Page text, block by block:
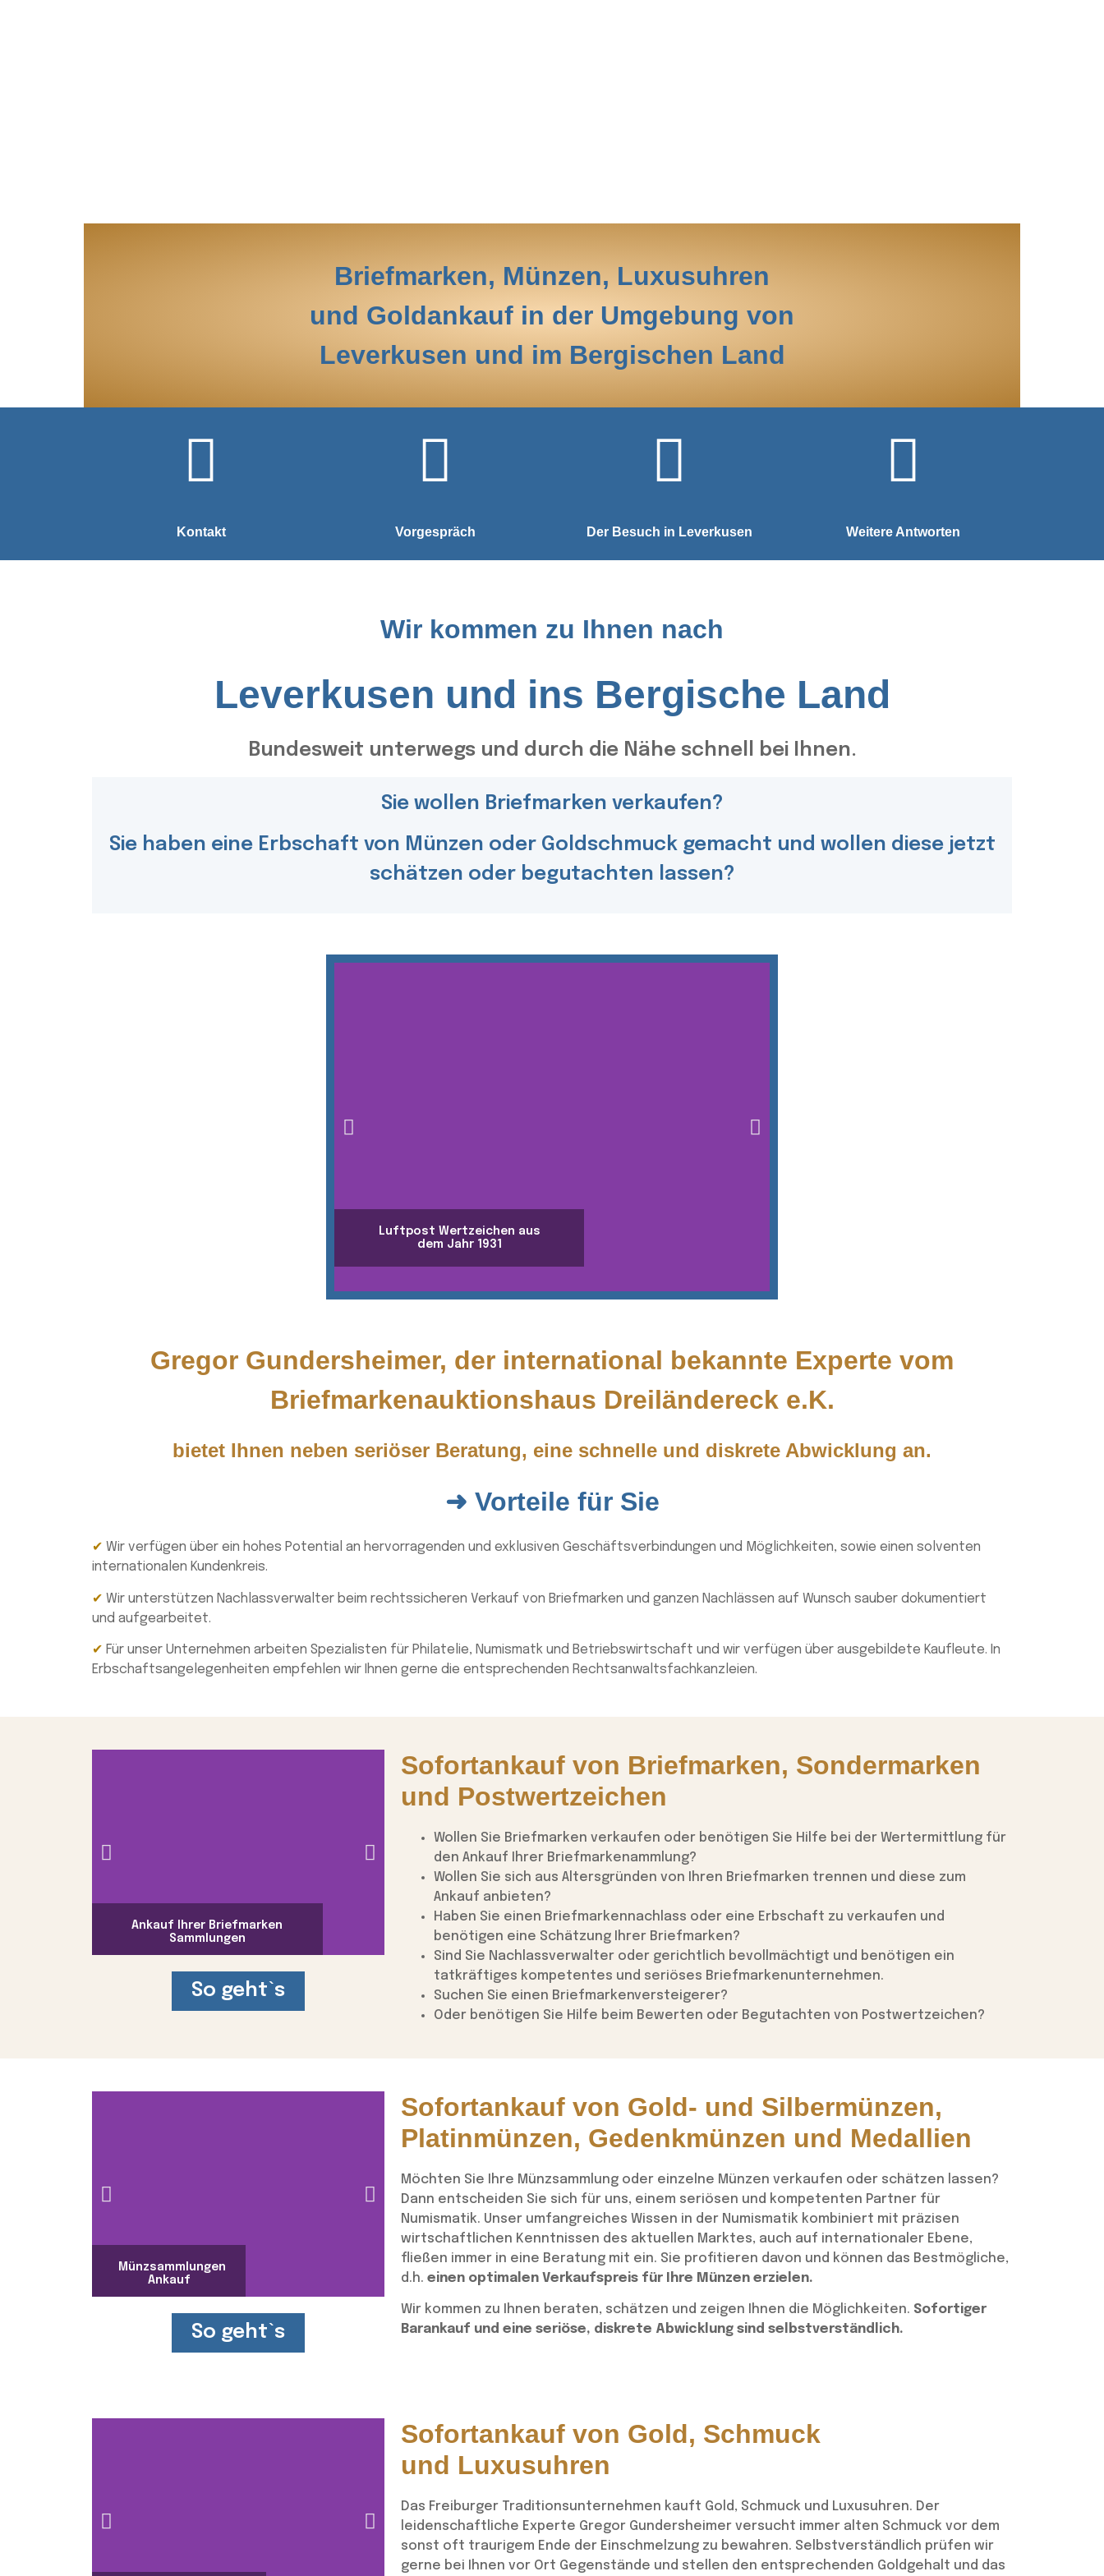
Briefmarken, Münzen, Luxusuhren
und Goldankauf in der Umgebung von
Leverkusen und im Bergischen Land
Kontakt Vorgespräch Der Besuch in Leverkusen Weitere Antworten
Wir kommen zu Ihnen nach
Leverkusen und ins Bergische Land
Bundesweit unterwegs und durch die Nähe schnell bei Ihnen.
Sie wollen Briefmarken verkaufen?
Sie haben eine Erbschaft von Münzen oder Goldschmuck gemacht und wollen diese jetzt
schätzen oder begutachten lassen?
Luftpost Wertzeichen aus
dem Jahr 1931
Gregor Gundersheimer, der international bekannte Experte vom
Briefmarkenauktionshaus Dreiländereck e.K.
bietet Ihnen neben seriöser Beratung, eine schnelle und diskrete Abwicklung an.
➜ Vorteile für Sie
✔ Wir verfügen über ein hohes Potential an hervorragenden und exklusiven Geschäftsverbindungen und Möglichkeiten, sowie einen solventen
internationalen Kundenkreis.
✔ Wir unterstützen Nachlassverwalter beim rechtssicheren Verkauf von Briefmarken und ganzen Nachlässen auf Wunsch sauber dokumentiert
und aufgearbeitet.
✔ Für unser Unternehmen arbeiten Spezialisten für Philatelie, Numismatk und Betriebswirtschaft und wir verfügen über ausgebildete Kaufleute. In
Erbschaftsangelegenheiten empfehlen wir Ihnen gerne die entsprechenden Rechtsanwaltsfachkanzleien.
Ankauf Ihrer Briefmarken
Sammlungen
einzelner Briefmarken
versteigern lassen
So geht`s
Sofortankauf von Briefmarken, Sondermarken
und Postwertzeichen
Wollen Sie Briefmarken verkaufen oder benötigen Sie Hilfe bei der Wertermittlung für
den Ankauf Ihrer Briefmarkenammlung?
Wollen Sie sich aus Altersgründen von Ihren Briefmarken trennen und diese zum
Ankauf anbieten?
Haben Sie einen Briefmarkennachlass oder eine Erbschaft zu verkaufen und
benötigen eine Schätzung Ihrer Briefmarken?
Sind Sie Nachlassverwalter oder gerichtlich bevollmächtigt und benötigen ein
tatkräftiges kompetentes und seriöses Briefmarkenunternehmen.
Suchen Sie einen Briefmarkenversteigerer?
Oder benötigen Sie Hilfe beim Bewerten oder Begutachten von Postwertzeichen?
Münzsammlungen
Ankauf
kostenlose Beratung von
Münzsammlungen in Ihrer Stadt
und Ausland
Goldmünze aus
So geht`s
Sofortankauf von Gold- und Silbermünzen,
Platinmünzen, Gedenkmünzen und Medallien
Möchten Sie Ihre Münzsammlung oder einzelne Münzen verkaufen oder schätzen lassen?
Dann entscheiden Sie sich für uns, einem seriösen und kompetenten Partner für
Numismatik. Unser umfangreiches Wissen in der Numismatik kombiniert mit präzisen
wirtschaftlichen Kenntnissen des aktuellen Marktes, auch auf internationaler Ebene,
fließen immer in eine Beratung mit ein. Sie profitieren davon und können das Bestmögliche,
d.h.einen optimalen Verkaufspreis für Ihre Münzen erzielen.
Wir kommen zu Ihnen beraten, schätzen und zeigen Ihnen die Möglichkeiten. Sofortiger
Barankauf und eine seriöse, diskrete Abwicklung sind selbstverständlich.
Sofortankauf von Gold, Schmuck
und Luxusuhren
Das Freiburger Traditionsunternehmen kauft Gold, Schmuck und Luxusuhren. Der
leidenschaftliche Experte Gregor Gundersheimer versucht immer alten Schmuck vor dem
sonst oft traurigem Ende der Einschmelzung zu bewahren. Selbstverständlich prüfen wir
gerne bei Ihnen vor Ort Gegenstände und stellen den entsprechenden Goldgehalt und das